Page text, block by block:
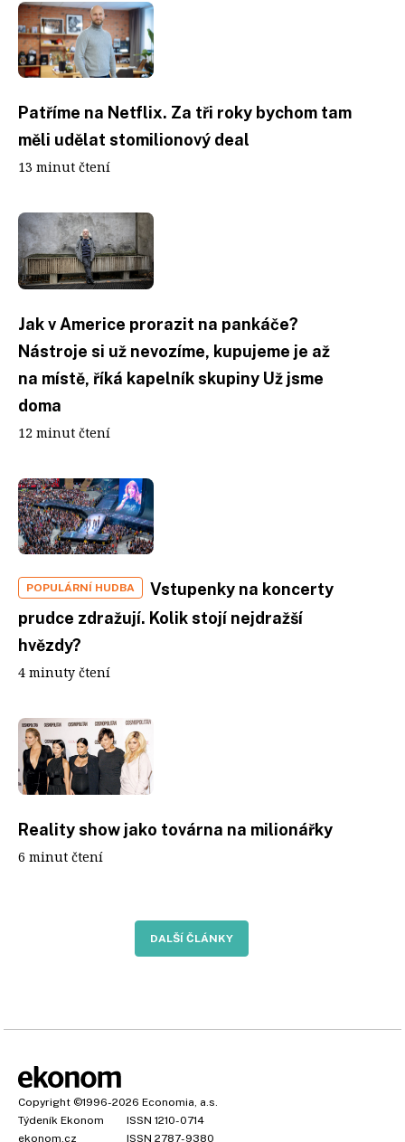
Patříme na Netflix. Za tři roky bychom tam
měli udělat stomilionový deal
13 minut čtení
Jak v Americe prorazit na pankáče?
Nástroje si už nevozíme, kupujeme je až
na místě, říká kapelník skupiny Už jsme
doma
12 minut čtení
POPULÁRNÍ HUDBA
Vstupenky na koncerty
prudce zdražují. Kolik stojí nejdražší
hvězdy?
4 minuty čtení
Reality show jako továrna na milionářky
6 minut čtení
DALŠÍ ČLÁNKY
Copyright ©1996-2026 Economia, a.s.
Týdeník Ekonom
ISSN 1210-0714
ekonom.cz
ISSN 2787-9380